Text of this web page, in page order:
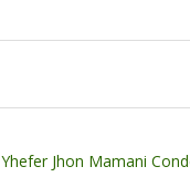
Yhefer Jhon Mamani